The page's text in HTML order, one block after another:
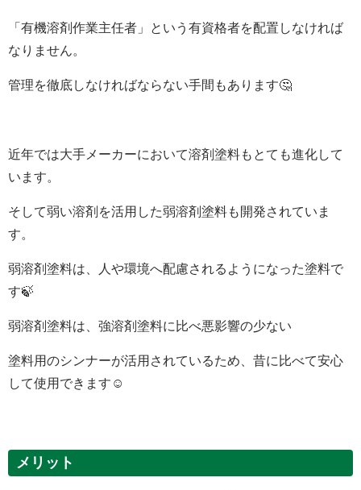
「有機溶剤作業主任者」という有資格者を配置しなければ
なりません。
管理を徹底しなければならない手間もあります🤔
近年では大手メーカーにおいて溶剤塗料もとても進化して
います。
そして弱い溶剤を活用した弱溶剤塗料も開発されていま
す。
弱溶剤塗料は、人や環境へ配慮されるようになった塗料で
す🍃
弱溶剤塗料は、強溶剤塗料に比べ悪影響の少ない
塗料用のシンナーが活用されているため、昔に比べて安心
して使用できます☺️
メリット